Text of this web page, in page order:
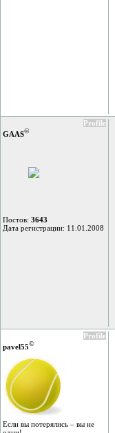
Profile
GAAS©
Постов: 3643
Дата регистрации: 11.01.2008
Profile
pavel55©
Если вы потерялись – вы не